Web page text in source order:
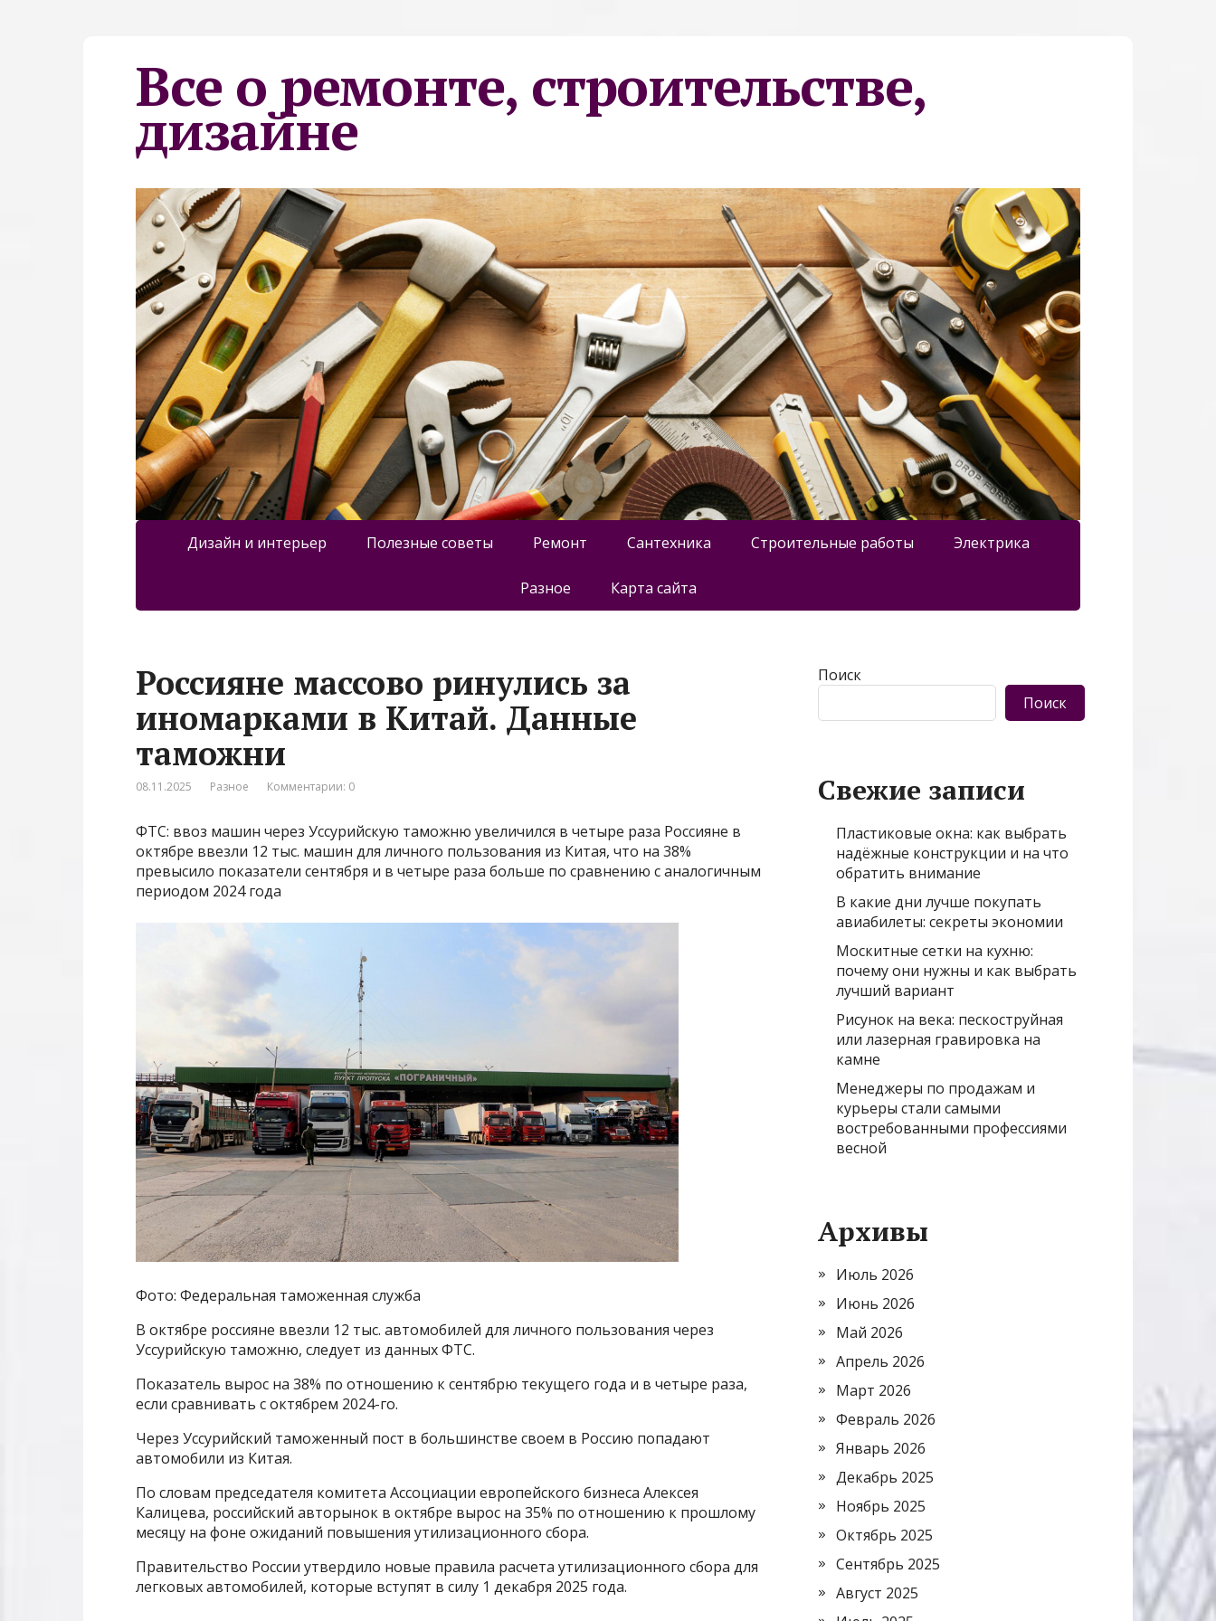
Все о ремонте, строительстве,
дизайне
Дизайн и интерьер Полезные советы Ремонт Сантехника Строительные работы Электрика
Разное Карта сайта
Россияне массово ринулись за
иномарками в Китай. Данные
таможни
08.11.2025 Разное Комментарии: 0
ФТС: ввоз машин через Уссурийскую таможню увеличился в четыре раза Россияне в
октябре ввезли 12 тыс. машин для личного пользования из Китая, что на 38%
превысило показатели сентября и в четыре раза больше по сравнению с аналогичным
периодом 2024 года
Фото: Федеральная таможенная служба
В октябре россияне ввезли 12 тыс. автомобилей для личного пользования через
Уссурийскую таможню, следует из данных ФТС.
Показатель вырос на 38% по отношению к сентябрю текущего года и в четыре раза,
если сравнивать с октябрем 2024-го.
Через Уссурийский таможенный пост в большинстве своем в Россию попадают
автомобили из Китая.
По словам председателя комитета Ассоциации европейского бизнеса Алексея
Калицева, российский авторынок в октябре вырос на 35% по отношению к прошлому
месяцу на фоне ожиданий повышения утилизационного сбора.
Правительство России утвердило новые правила расчета утилизационного сбора для
легковых автомобилей, которые вступят в силу 1 декабря 2025 года.
Поиск
Поиск
Свежие записи
Пластиковые окна: как выбрать
надёжные конструкции и на что
обратить внимание
В какие дни лучше покупать
авиабилеты: секреты экономии
Москитные сетки на кухню:
почему они нужны и как выбрать
лучший вариант
Рисунок на века: пескоструйная
или лазерная гравировка на
камне
Менеджеры по продажам и
курьеры стали самыми
востребованными профессиями
весной
Архивы
Июль 2026
Июнь 2026
Май 2026
Апрель 2026
Март 2026
Февраль 2026
Январь 2026
Декабрь 2025
Ноябрь 2025
Октябрь 2025
Сентябрь 2025
Август 2025